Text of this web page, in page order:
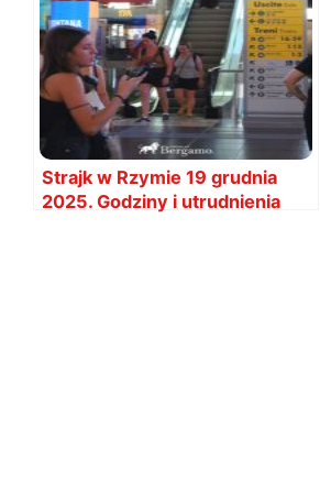
Strajk w Rzymie 19 grudnia
2025. Godziny i utrudnienia